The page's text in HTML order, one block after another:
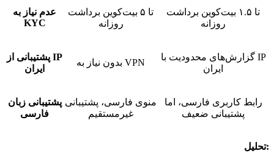
عدم نیاز به
KYC
تا ۵ بیت‌کوین برداشت
روزانه
تا ۱.۵ بیت‌کوین برداشت
روزانه
پشتیبانی از IP
ایران
بدون نیاز به VPN
گزارش‌های محدودیت با IP
ایران
پشتیبانی زبان
فارسی
منوی فارسی، پشتیبانی
غیرمستقیم
رابط کاربری فارسی، اما
پشتیبانی ضعیف
تحلیل: